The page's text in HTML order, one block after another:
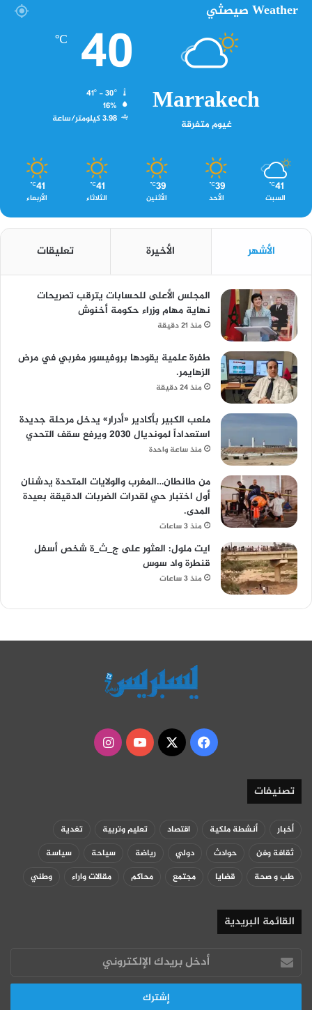
Weather صيصثي
Marrakech
غيوم متفرقة
40
℃
16%
3.98 كيلومتر/ساعة
41
℃
السبت
39
℃
الأحد
39
℃
الأثنين
41
℃
الثلاثاء
41
℃
الأربعاء
الأشهر الأخيرة تعليقات
المجلس الأعلى للحسابات يترقب تصريحات
نهاية مهام وزراء حكومة أخنوش
منذ 21 دقيقة
طفرة علمية يقودها بروفيسور مغربي في مرض
الزهايمر.
منذ 24 دقيقة
ملعب الكبير بأكادير «أدرار» يدخل مرحلة جديدة
استعداداً لمونديال 2030 ويرفع سقف التحدي
منذ ساعة واحدة
من طانطان…المغرب والولايات المتحدة يدشنان
أول اختبار حي لقدرات الضربات الدقيقة بعيدة
المدى.
منذ 3 ساعات
ايت ملول: العثور على ج_ث_ة شخص أسفل
قنطرة واد سوس
منذ 3 ساعات
فيسبوك
‫X
‫YouTubeانستقرام
تصنيفات
أخبار أنشطة ملكية اقتصاد تعليم وتربية
تغدية
ثقافة وفن
حوادث دولي رياضة سياحة
سياسة
طب و صحة
قضايا مجتمع محاكم مقالات واراء وطني
القائمة البريدية
أدخل
بريدك
الإلكتروني